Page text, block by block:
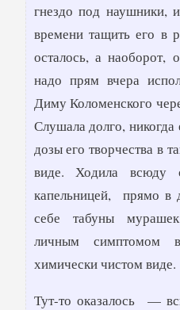
гнездо под наушники,
времени тащить его в
осталось, а наоборот,
надо прям вчера
Диму Коломенского
Слушала долго,
дозы его творчества в
виде. Ходила всюду
капельницей, прямо в
себе табуны
личным симптомом
химически чистом виде.
Тут-то оказалось —